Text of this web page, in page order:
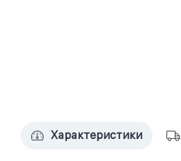
Характеристики